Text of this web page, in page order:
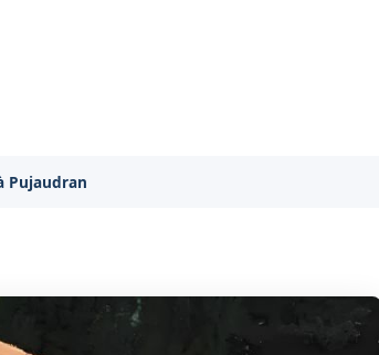
Pujaudran